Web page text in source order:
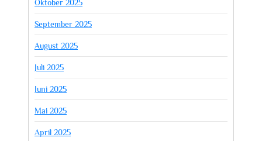
Oktober 2025
September 2025
August 2025
Juli 2025
Juni 2025
Mai 2025
April 2025